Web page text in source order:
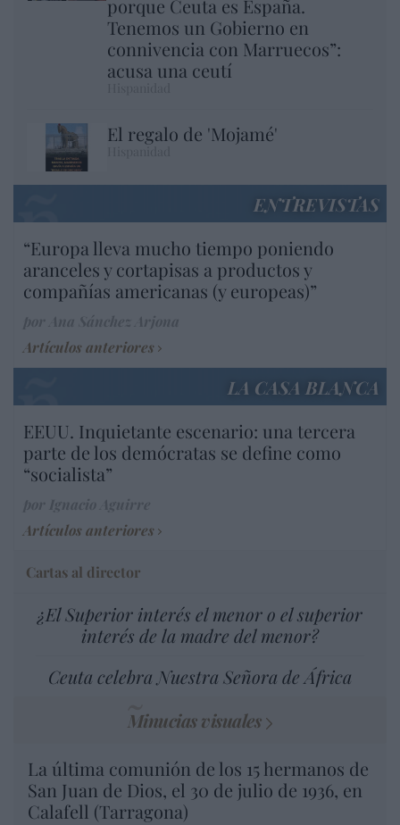
porque Ceuta es España.
Tenemos un Gobierno en
connivencia con Marruecos”:
acusa una ceutí
El regalo de 'Mojamé'
ENTREVISTAS
“Europa lleva mucho tiempo poniendo
aranceles y cortapisas a productos y
compañías americanas (y europeas)”
Artículos anteriores
LA CASA BLANCA
EEUU. Inquietante escenario: una tercera
parte de los demócratas se define como
“socialista”
Artículos anteriores
Cartas al director
¿El Superior interés el menor o el superior
interés de la madre del menor?
Ceuta celebra Nuestra Señora de África
Minucias visuales
La última comunión de los 15 hermanos de
San Juan de Dios, el 30 de julio de 1936, en
Calafell (Tarragona)